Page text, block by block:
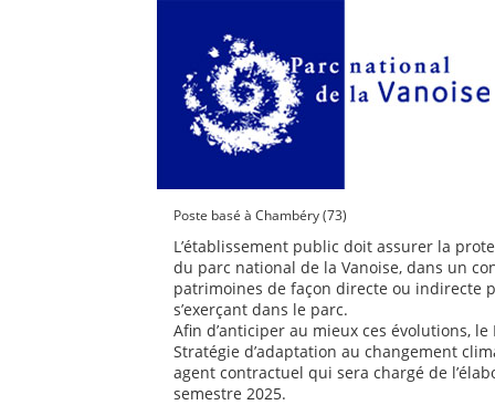
Poste basé à Chambéry (73)
L’établissement public doit assurer la
du parc national de la Vanoise, dans un
patrimoines de façon directe ou indirecte
s’exerçant dans le parc.
Afin d’anticiper au mieux ces évolutions,
Stratégie d’adaptation au changement
agent contractuel qui sera chargé de
semestre 2025.